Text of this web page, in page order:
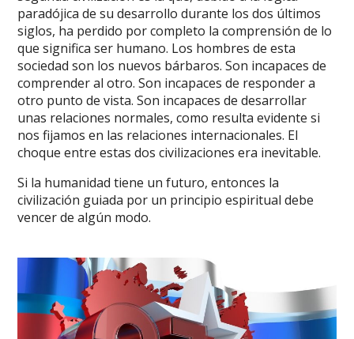
paradójica de su desarrollo durante los dos últimos
siglos, ha perdido por completo la comprensión de lo
que significa ser humano. Los hombres de esta
sociedad son los nuevos bárbaros. Son incapaces de
comprender al otro. Son incapaces de responder a
otro punto de vista. Son incapaces de desarrollar
unas relaciones normales, como resulta evidente si
nos fijamos en las relaciones internacionales. El
choque entre estas dos civilizaciones era inevitable.
Si la humanidad tiene un futuro, entonces la
civilización guiada por un principio espiritual debe
vencer de algún modo.